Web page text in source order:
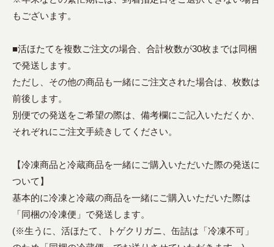
もございます。
■活ほたてを複数ご注文の場合、合計枚数が30枚までは同梱
で発送します。
ただし、その他の商品も一緒にご注文された場合は、枚数は
前後します。
別便での発送をご希望の際は、備考欄にご記入いただくか、
それぞれにご注文手続きしてください。
【冷凍商品と冷蔵商品を一緒にご購入いただいた際の発送に
ついて】
基本的に冷凍と冷蔵の商品を一緒にご購入いただいた際は
「同梱の冷凍便」で発送します。
(※生うに、活ほたて、トゲクリガニ、缶詰は「冷凍不可」